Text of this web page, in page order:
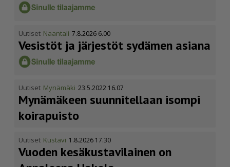
Uutiset Naantali 7.8.2026 6.00
Vesistöt ja järjestöt sydämen asiana
Uutiset Mynämäki 23.5.2022 16.07
Mynämäkeen suunnitellaan isompi
koirapuisto
Uutiset Kustavi 1.8.2026 17.30
Vuoden kesäkus­ta­vi­lainen on